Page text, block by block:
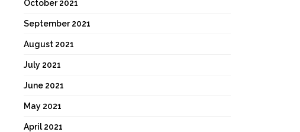
October 2021
September 2021
August 2021
July 2021
June 2021
May 2021
April 2021